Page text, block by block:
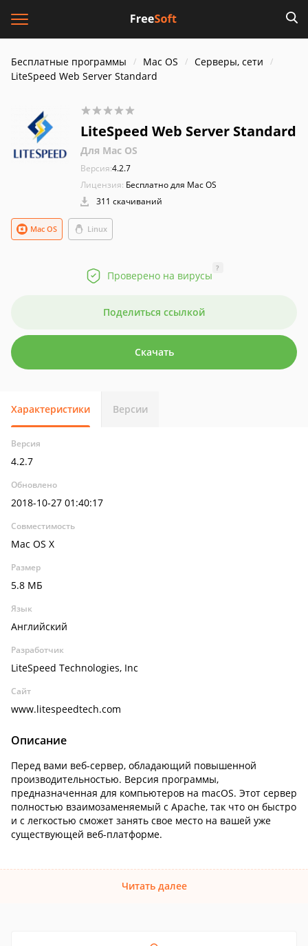
Бесплатные программы Mac OS
Серверы, сети
LiteSpeed Web Server Standard
LiteSpeed Web Server Standard
Для Mac OS
Версия:4.2.7
Лицензия: Бесплатно для Mac OS
311 скачиваний
Mac OS Linux
Проверено на вирусы
?
Поделиться ссылкой
Скачать
Характеристики Версии
Версия
4.2.7
Обновлено
2018-10-27 01:40:17
Совместимость
Mac OS X
Размер
5.8 МБ
Язык
Английский
Разработчик
LiteSpeed Technologies, Inc
Сайт
www.litespeedtech.com
Описание
Перед вами веб-сервер, обладающий повышенной
производительностью. Версия программы,
предназначенная для компьютеров на macOS. Этот сервер
полностью взаимозаменяемый с Apache, так что он быстро
и с легкостью сможет занять свое место на вашей уже
существующей веб-платформе.
Читать далее